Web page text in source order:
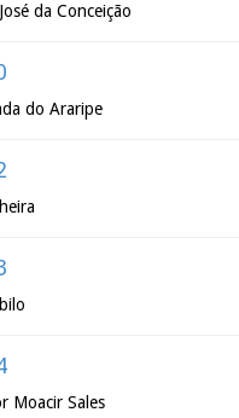
da Conceição
do Araripe
Moacir Sales